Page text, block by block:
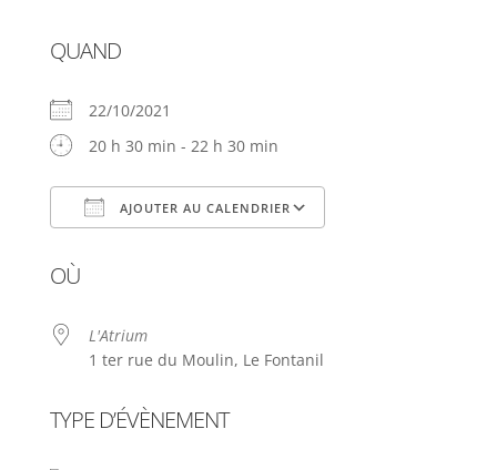
QUAND
22/10/2021
20 h 30 min - 22 h 30 min
AJOUTER AU CALENDRIER
OÙ
L'Atrium
1 ter rue du Moulin, Le Fontanil
TYPE D’ÉVÈNEMENT